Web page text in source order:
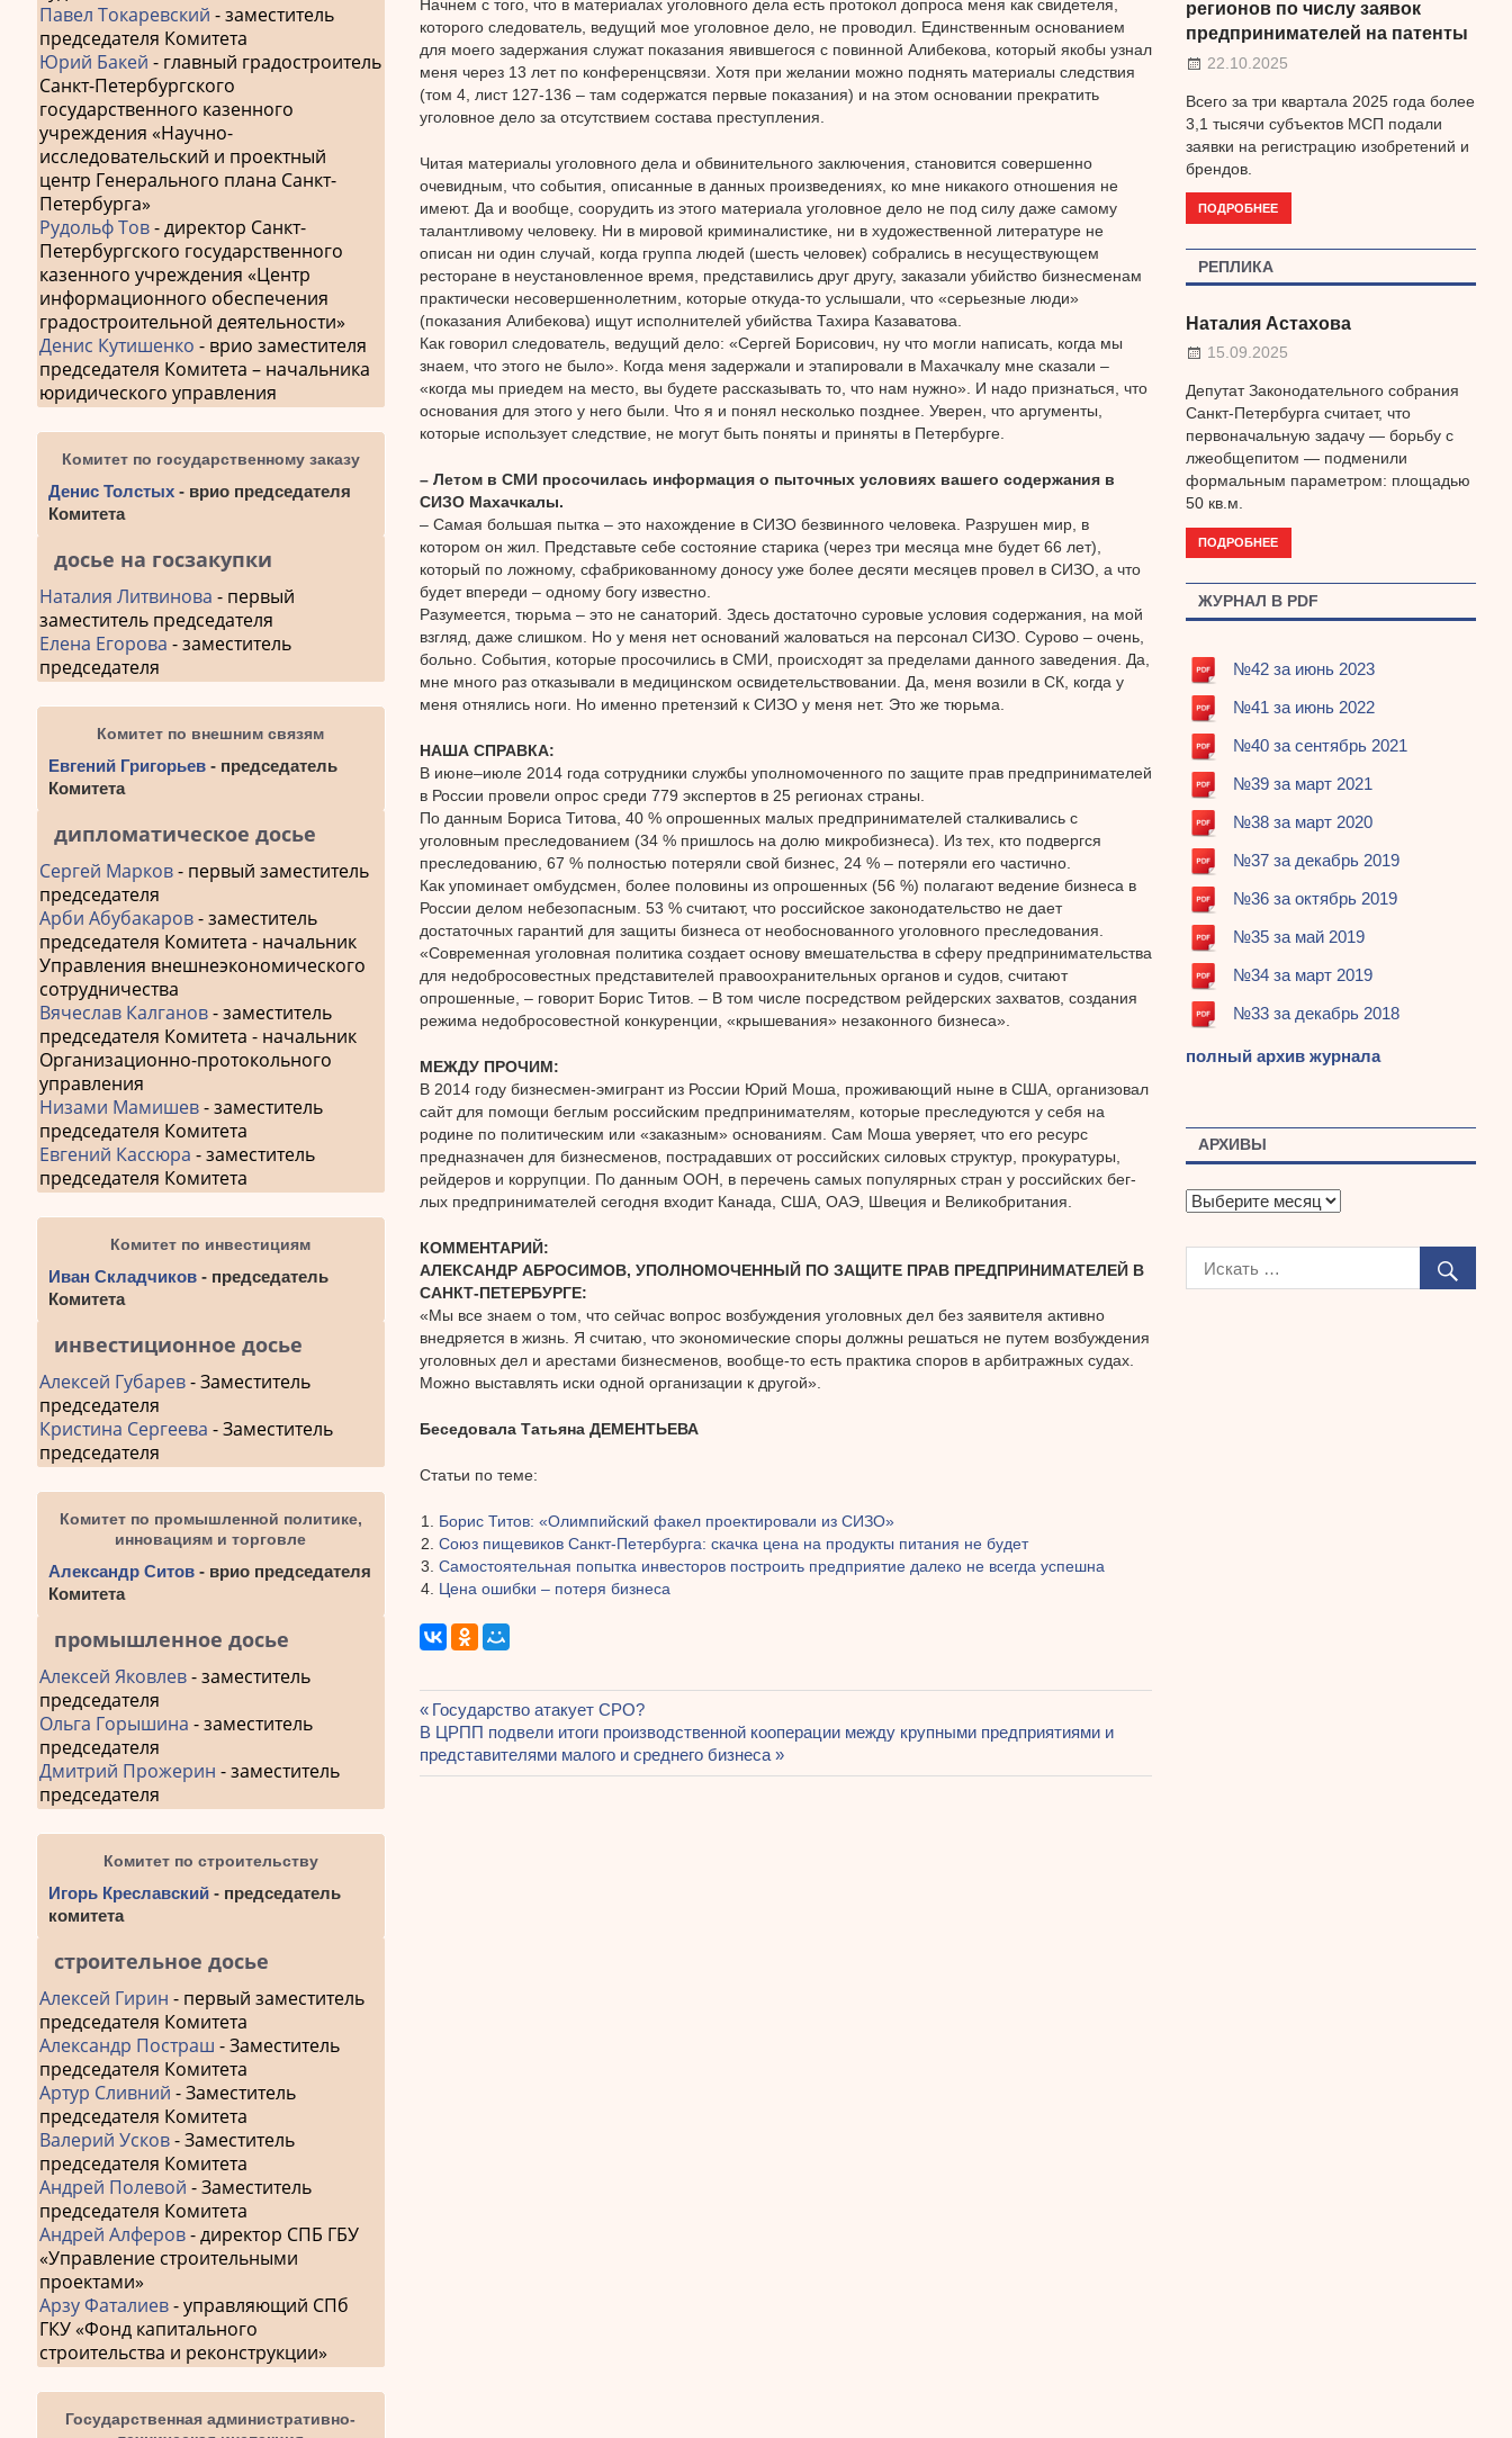
Начнем с того, что в материалах уголовного дела есть протокол допроса меня как свидетеля,
которого следователь, ведущий мое уголовное дело, не проводил. Единственным основанием
для моего задержания служат показания явившегося с повинной Алибекова, который якобы узнал
меня через 13 лет по конференцсвязи. Хотя при желании можно поднять материалы следствия
(том 4, лист 127-136 – там содержатся первые показания) и на этом основании прекратить
уголовное дело за отсутствием состава преступления.
Читая материалы уголовного дела и обвинительного заключения, становится совершенно
очевидным, что события, описанные в данных произведениях, ко мне никакого отношения не
имеют. Да и вообще, соорудить из этого материала уголовное дело не под силу даже самому
талантливому человеку. Ни в мировой криминалистике, ни в художественной литературе не
описан ни один случай, когда группа людей (шесть человек) собрались в несуществующем
ресторане в неустановленное время, представились друг другу, заказали убийство бизнесменам
практически несовершеннолетним, которые откуда-то услышали, что «серьезные люди»
(показания Алибекова) ищут исполнителей убийства Тахира Казаватова.
Как говорил следователь, ведущий дело: «Сергей Борисович, ну что могли написать, когда мы
знаем, что этого не было». Когда меня задержали и этапировали в Махачкалу мне сказали –
«когда мы приедем на место, вы будете рассказывать то, что нам нужно». И надо признаться, что
основания для этого у него были. Что я и понял несколько позднее. Уверен, что аргументы,
которые использует следствие, не могут быть поняты и приняты в Петербурге.
– Летом в СМИ просочилась информация о пыточных условиях вашего содержания в
СИЗО Махачкалы.
– Самая большая пытка – это нахождение в СИЗО безвинного человека. Разрушен мир, в
котором он жил. Представьте себе состояние старика (через три месяца мне будет 66 лет),
который по ложному, сфабрикованному доносу уже более десяти месяцев провел в СИЗО, а что
будет впереди – одному богу известно.
Разумеется, тюрьма – это не санаторий. Здесь достаточно суровые условия содержания, на мой
взгляд, даже слишком. Но у меня нет оснований жаловаться на персонал СИЗО. Сурово – очень,
больно. События, которые просочились в СМИ, происходят за пределами данного заведения. Да,
мне много раз отказывали в медицинском освидетельствовании. Да, меня возили в СК, когда у
меня отнялись ноги. Но именно претензий к СИЗО у меня нет. Это же тюрьма.
НАША СПРАВКА:
В июне–июле 2014 года сотрудники службы уполномоченного по защите прав предпринимателей
в России провели опрос среди 779 экспертов в 25 регионах страны.
По данным Бориса Титова, 40 % опрошенных малых предпринимателей сталкивались с
уголовным преследованием (34 % пришлось на долю микробизнеса). Из тех, кто подвергся
преследованию, 67 % полностью потеряли свой бизнес, 24 % – потеряли его частично.
Как упоминает омбудсмен, более половины из опрошенных (56 %) полагают ведение бизнеса в
России делом небезопасным. 53 % считают, что российское законодательство не дает
достаточных гарантий для защиты бизнеса от необоснованного уголовного преследования.
«Современная уголовная политика создает основу вмешательства в сферу предпринимательства
для недобросовестных представителей правоохранительных органов и судов, считают
опрошенные, – говорит Борис Титов. – В том числе посредством рейдерских захватов, создания
режима недобросовестной конкуренции, «крышевания» незаконного бизнеса».
МЕЖДУ ПРОЧИМ:
В 2014 году бизнесмен-эмигрант из России Юрий Моша, проживающий ныне в США, организовал
сайт для помощи беглым российским предпринимателям, которые преследуются у себя на
родине по политическим или «заказным» основаниям. Сам Моша уверяет, что его ресурс
предназначен для бизнесменов, пострадавших от российских силовых структур, прокуратуры,
рейдеров и коррупции. По данным ООН, в перечень самых популярных стран у российских бег-
лых предпринимателей сегодня входит Канада, США, ОАЭ, Швеция и Великобритания.
КОММЕНТАРИЙ:
АЛЕКСАНДР АБРОСИМОВ, УПОЛНОМОЧЕННЫЙ ПО ЗАЩИТЕ ПРАВ ПРЕДПРИНИМАТЕЛЕЙ В
САНКТ-ПЕТЕРБУРГЕ:
«Мы все знаем о том, что сейчас вопрос возбуждения уголовных дел без заявителя активно
внедряется в жизнь. Я считаю, что экономические споры должны решаться не путем возбуждения
уголовных дел и арестами бизнесменов, вообще-то есть практика споров в арбитражных судах.
Можно выставлять иски одной организации к другой».
Беседовала Татьяна ДЕМЕНТЬЕВА
Статьи по теме:
Борис Титов: «Олимпийский факел проектировали из СИЗО»
Союз пищевиков Санкт-Петербурга: скачка цена на продукты питания не будет
Самостоятельная попытка инвесторов построить предприятие далеко не всегда успешна
Цена ошибки – потеря бизнеса
Навигация
по
Предыдущая
запись:
Государство атакует СРО?
Следующая
запись:
В ЦРПП подвели итоги производственной кооперации между крупными предприятиями и
представителями малого и среднего бизнеса
Павел Токаревский - заместитель
председателя Комитета
Юрий Бакей - главный градостроитель
Санкт-Петербургского
государственного казенного
учреждения «Научно-
исследовательский и проектный
центр Генерального плана Санкт-
Петербурга»
Рудольф Тов- директор Санкт-
Петербургского государственного
казенного учреждения «Центр
информационного обеспечения
градостроительной деятельности»
Денис Кутишенко - врио заместителя
председателя Комитета – начальника
юридического управления
Комитет по государственному заказу
Денис Толстых - врио председателя
Комитета
досье на госзакупки
Наталия Литвинова - первый
заместитель председателя
Елена Егорова - заместитель
председателя
Комитет по внешним связям
Евгений Григорьев - председатель
Комитета
дипломатическое досье
Сергей Марков- первый заместитель
председателя
Арби Абубакаров- заместитель
председателя Комитета - начальник
Управления внешнеэкономического
сотрудничества
Вячеслав Калганов- заместитель
председателя Комитета - начальник
Организационно-протокольного
управления
Низами Мамишев- заместитель
председателя Комитета
Евгений Кассюра - заместитель
председателя Комитета
Комитет по инвестициям
Иван Складчиков - председатель
Комитета
инвестиционное досье
Алексей Губарев- Заместитель
председателя
Кристина Сергеева - Заместитель
председателя
Комитет по промышленной политике,
инновациям и торговле
Александр Ситов - врио председателя
Комитета
промышленное досье
Алексей Яковлев- заместитель
председателя
Ольга Горышина - заместитель
председателя
Дмитрий Прожерин - заместитель
председателя
Комитет по строительству
Игорь Креславский - председатель
комитета
строительное досье
Алексей Гирин - первый заместитель
председателя Комитета
Александр Постраш - Заместитель
председателя Комитета
Артур Сливний - Заместитель
председателя Комитета
Валерий Усков- Заместитель
председателя Комитета
Андрей Полевой - Заместитель
председателя Комитета
Андрей Алферов- директор СПБ ГБУ
«Управление строительными
проектами»
Арзу Фаталиев- управляющий СПб
ГКУ «Фонд капитального
строительства и реконструкции»
Государственная административно-
регионов по числу заявок
предпринимателей на патенты
22.10.2025
Всего за три квартала 2025 года более
3,1 тысячи субъектов МСП подали
заявки на регистрацию изобретений и
брендов.
ПОДРОБНЕЕ
РЕПЛИКА
Наталия Астахова
15.09.2025
Депутат Законодательного собрания
Санкт-Петербурга считает, что
первоначальную задачу — борьбу с
лжеобщепитом — подменили
формальным параметром: площадью
50 кв.м.
ПОДРОБНЕЕ
ЖУРНАЛ В PDF
№42 за июнь 2023
№41 за июнь 2022
№40 за сентябрь 2021
№39 за март 2021
№38 за март 2020
№37 за декабрь 2019
№36 за октябрь 2019
№35 за май 2019
№34 за март 2019
№33 за декабрь 2018
полный архив журнала
АРХИВЫ
А
х
в